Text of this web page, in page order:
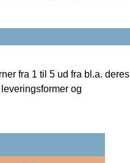
fra 1 til 5 ud fra bl.a. deres
og